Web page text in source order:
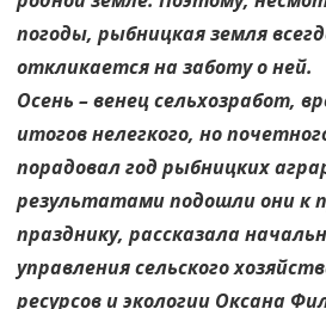
погоды, рыбницкая земля
откликается на заботу о ней.
Осень – венец сельхозработ,
итогов нелегкого, но
порадовал год рыбницких
результатами подошли они к
празднику, рассказала
управления сельского
ресурсов и экологии Оксана